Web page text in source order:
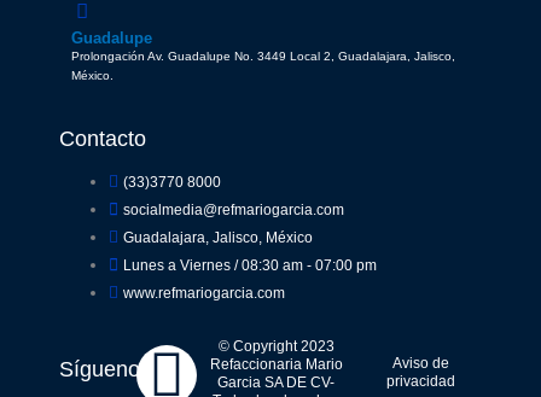
Guadalupe
Prolongación Av. Guadalupe No. 3449 Local 2, Guadalajara, Jalisco,
México.
Contacto
(33)3770 8000
socialmedia@refmariogarcia.com
Guadalajara, Jalisco, México
Lunes a Viernes / 08:30 am - 07:00 pm
www.refmariogarcia.com
Síguenos F
Y
W
I
© Copyright 2023
Refaccionaria Mario
Garcia SA DE CV-
Aviso de
privacidad